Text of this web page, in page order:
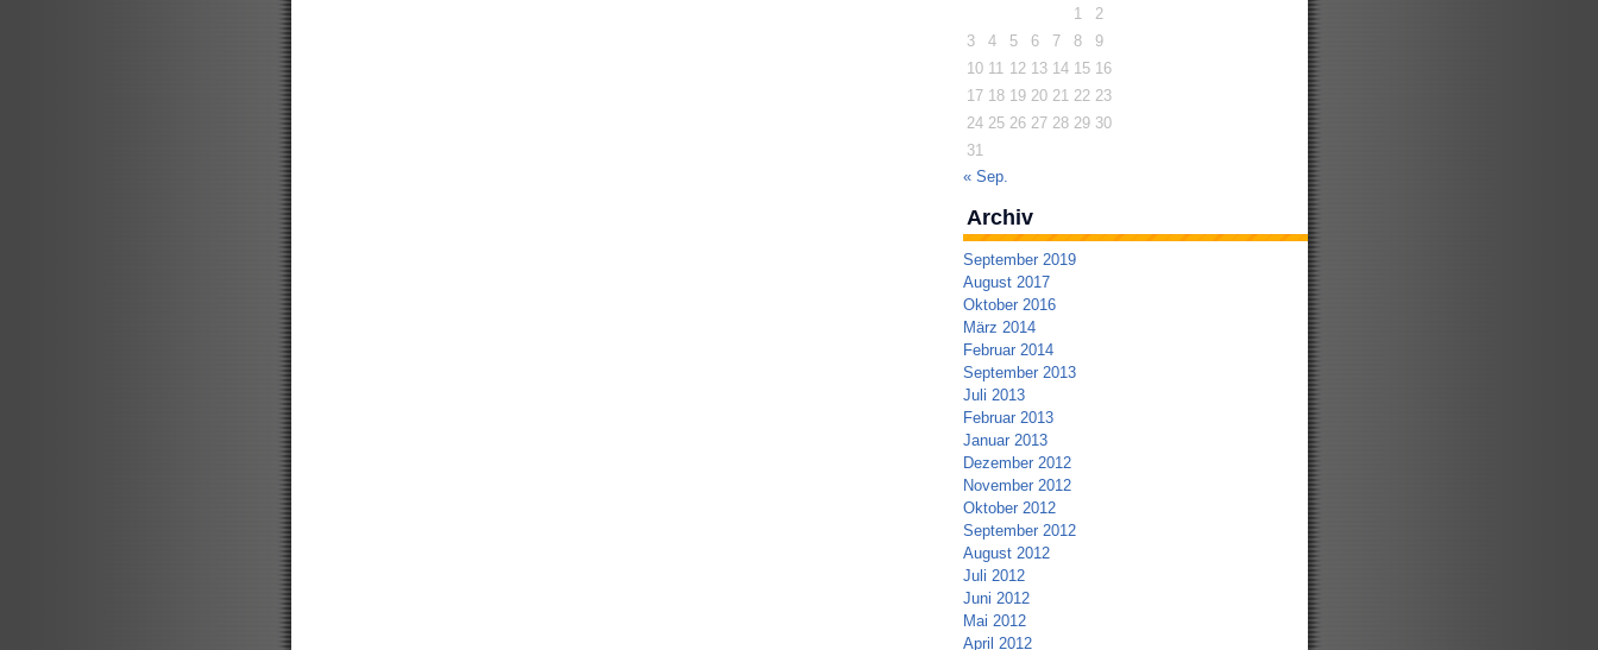
1
2
3
4 5 6 7 8
9
10 11 12 13 14 15 16
17 18 19 20 21 22 23
24 25 26 27 28 29 30
31
« Sep.
Archiv
September 2019
August 2017
Oktober 2016
März 2014
Februar 2014
September 2013
Juli 2013
Februar 2013
Januar 2013
Dezember 2012
November 2012
Oktober 2012
September 2012
August 2012
Juli 2012
Juni 2012
Mai 2012
April 2012